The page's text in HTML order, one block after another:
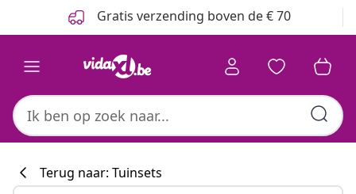
Gratis verzending boven de € 70
Terug naar: Tuinsets